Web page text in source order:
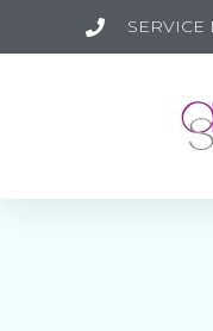
SERVICE